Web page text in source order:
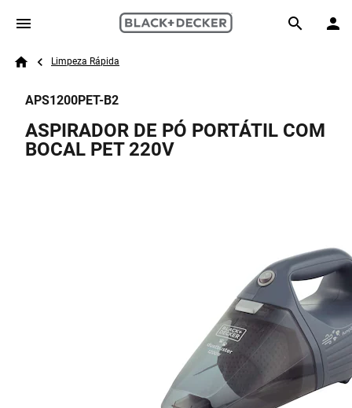
Skip to main content
Search
Breadcrumb
Limpeza Rápida
APS1200PET-B2
ASPIRADOR DE PÓ PORTÁTIL COM
BOCAL PET 220V